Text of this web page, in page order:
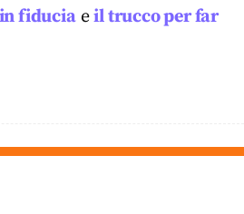
fiduciaeil trucco per far